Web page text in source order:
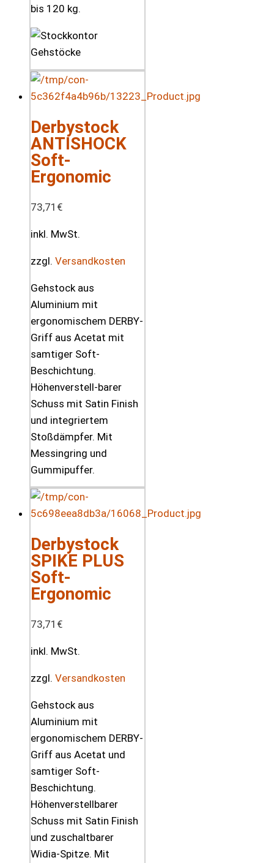
bis 120 kg.
Derbystock
ANTISHOCK
Soft-
Ergonomic
73,71 €
inkl. MwSt.
zzgl. Versandkosten
Gehstock aus
Aluminium mit
ergonomischem DERBY-
Griff aus Acetat mit
samtiger Soft-
Beschichtung.
Höhenverstell-barer
Schuss mit Satin Finish
und integriertem
Stoßdämpfer. Mit
Messingring und
Gummipuffer.
Derbystock
SPIKE PLUS
Soft-
Ergonomic
73,71 €
inkl. MwSt.
zzgl. Versandkosten
Gehstock aus
Aluminium mit
ergonomischem DERBY-
Griff aus Acetat und
samtiger Soft-
Beschichtung.
Höhenverstellbarer
Schuss mit Satin Finish
und zuschaltbarer
Widia-Spitze. Mit